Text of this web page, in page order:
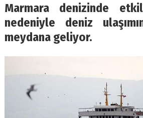
Marmara denizinde
nedeniyle deniz
meydana geliyor.